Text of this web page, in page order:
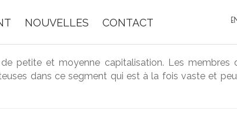
NOUVELLES CONTACT
petite et moyenne capitalisation. Les membres
dans ce segment qui est à la fois vaste et